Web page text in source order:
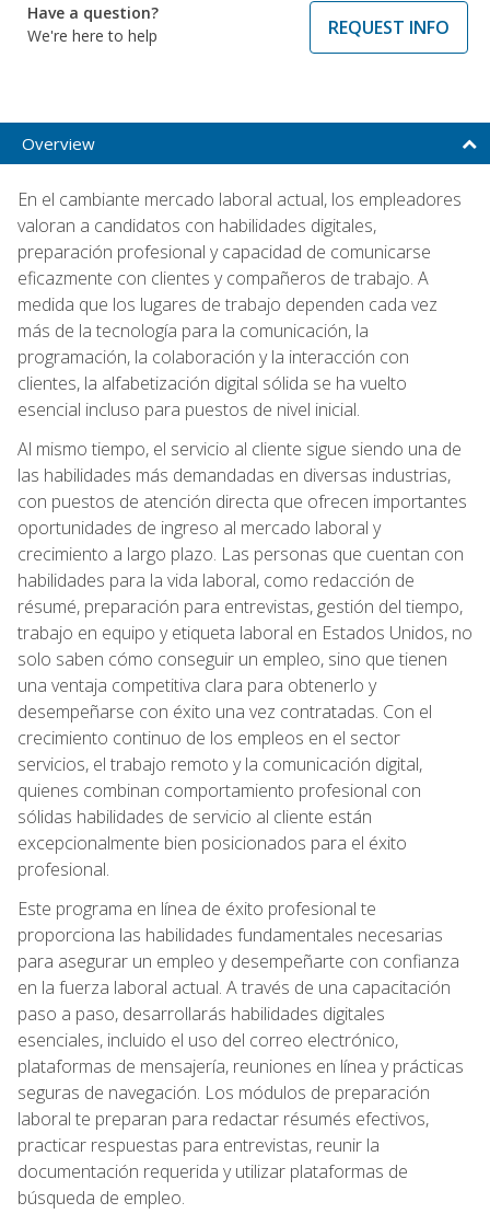
Have a question?
We're here to help
REQUEST INFO
Overview
En el cambiante mercado laboral actual, los empleadores
valoran a candidatos con habilidades digitales,
preparación profesional y capacidad de comunicarse
eficazmente con clientes y compañeros de trabajo. A
medida que los lugares de trabajo dependen cada vez
más de la tecnología para la comunicación, la
programación, la colaboración y la interacción con
clientes, la alfabetización digital sólida se ha vuelto
esencial incluso para puestos de nivel inicial.
Al mismo tiempo, el servicio al cliente sigue siendo una de
las habilidades más demandadas en diversas industrias,
con puestos de atención directa que ofrecen importantes
oportunidades de ingreso al mercado laboral y
crecimiento a largo plazo. Las personas que cuentan con
habilidades para la vida laboral, como redacción de
résumé, preparación para entrevistas, gestión del tiempo,
trabajo en equipo y etiqueta laboral en Estados Unidos, no
solo saben cómo conseguir un empleo, sino que tienen
una ventaja competitiva clara para obtenerlo y
desempeñarse con éxito una vez contratadas. Con el
crecimiento continuo de los empleos en el sector
servicios, el trabajo remoto y la comunicación digital,
quienes combinan comportamiento profesional con
sólidas habilidades de servicio al cliente están
excepcionalmente bien posicionados para el éxito
profesional.
Este programa en línea de éxito profesional te
proporciona las habilidades fundamentales necesarias
para asegurar un empleo y desempeñarte con confianza
en la fuerza laboral actual. A través de una capacitación
paso a paso, desarrollarás habilidades digitales
esenciales, incluido el uso del correo electrónico,
plataformas de mensajería, reuniones en línea y prácticas
seguras de navegación. Los módulos de preparación
laboral te preparan para redactar résumés efectivos,
practicar respuestas para entrevistas, reunir la
documentación requerida y utilizar plataformas de
búsqueda de empleo.